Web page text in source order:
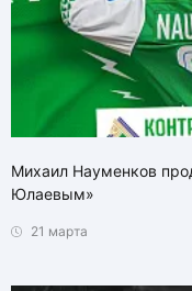
Михаил Науменков
Юлаевым»
21 марта